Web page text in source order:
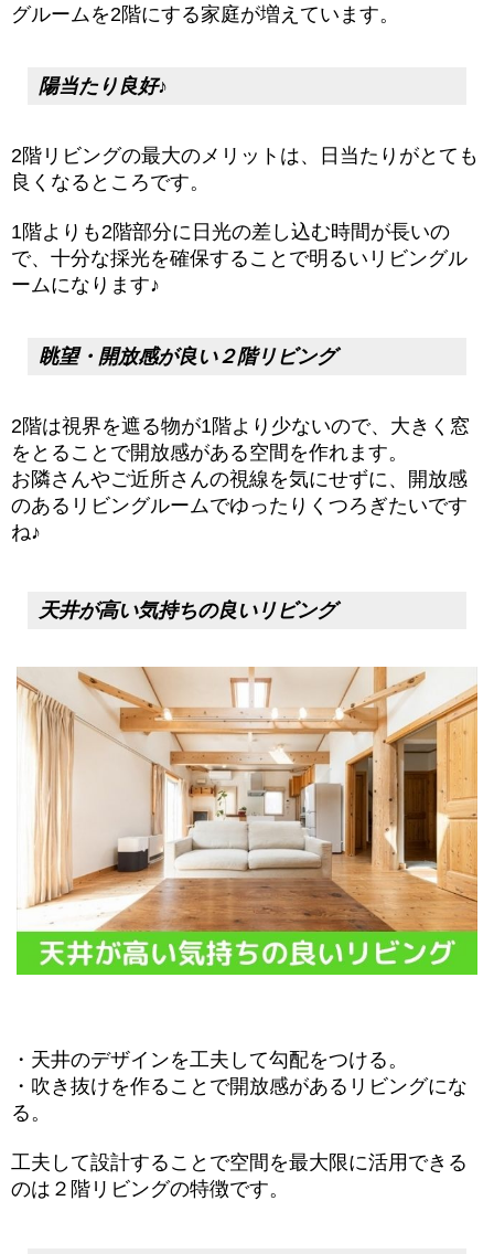
グルームを2階にする家庭が増えています。
陽当たり良好♪
2階リビングの最大のメリットは、日当たりがとても
良くなるところです。
1階よりも2階部分に日光の差し込む時間が長いの
で、十分な採光を確保することで明るいリビングル
ームになります♪
眺望・開放感が良い２階リビング
2階は視界を遮る物が1階より少ないので、大きく窓
をとることで開放感がある空間を作れます。
お隣さんやご近所さんの視線を気にせずに、開放感
のあるリビングルームでゆったりくつろぎたいです
ね♪
天井が高い気持ちの良いリビング
・天井のデザインを工夫して勾配をつける。
・吹き抜けを作ることで開放感があるリビングにな
る。
工夫して設計することで空間を最大限に活用できる
のは２階リビングの特徴です。